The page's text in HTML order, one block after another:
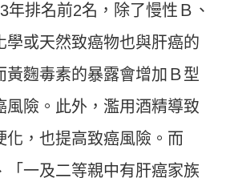
年排名前2名，除了慢性Ｂ、
學或天然致癌物也與肝癌的
黃麴毒素的暴露會增加Ｂ型
風險。此外，濫用酒精導致
化，也提高致癌風險。而
「一及二等親中有肝癌家族